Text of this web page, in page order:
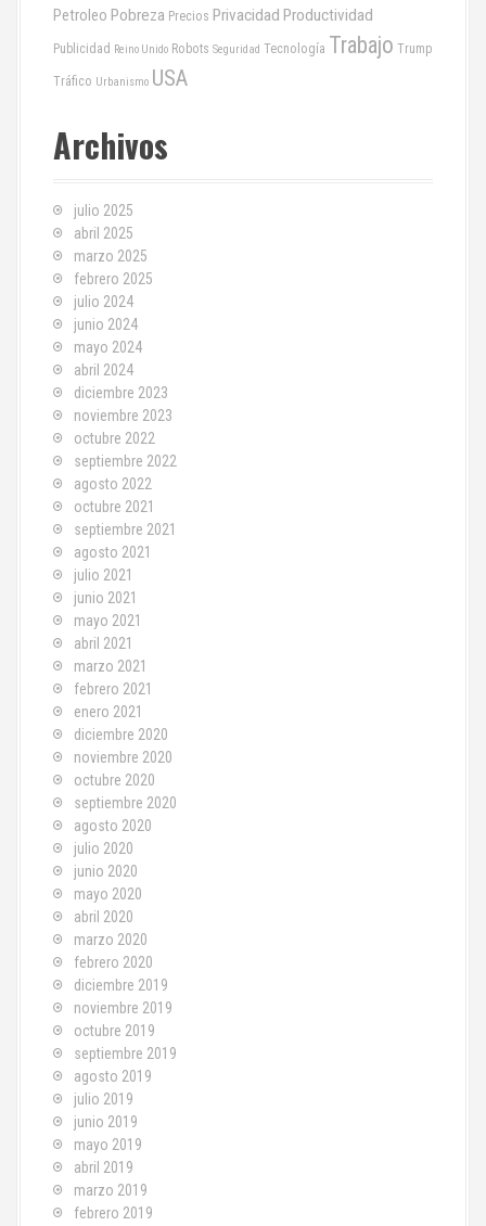
Petroleo Pobreza Precios Privacidad Productividad
Publicidad Reino Unido Robots Seguridad Tecnología Trabajo Trump
Tráfico Urbanismo USA
Archivos
julio 2025
abril 2025
marzo 2025
febrero 2025
julio 2024
junio 2024
mayo 2024
abril 2024
diciembre 2023
noviembre 2023
octubre 2022
septiembre 2022
agosto 2022
octubre 2021
septiembre 2021
agosto 2021
julio 2021
junio 2021
mayo 2021
abril 2021
marzo 2021
febrero 2021
enero 2021
diciembre 2020
noviembre 2020
octubre 2020
septiembre 2020
agosto 2020
julio 2020
junio 2020
mayo 2020
abril 2020
marzo 2020
febrero 2020
diciembre 2019
noviembre 2019
octubre 2019
septiembre 2019
agosto 2019
julio 2019
junio 2019
mayo 2019
abril 2019
marzo 2019
febrero 2019